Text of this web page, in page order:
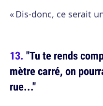
« Dis-donc, ce serait
"Tu te rends
mètre carré, on
rue..."